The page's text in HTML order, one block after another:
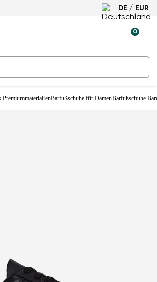
DE / EUR
0
PremiummaterialienBarfußschuhe für DamenBarfußschuhe